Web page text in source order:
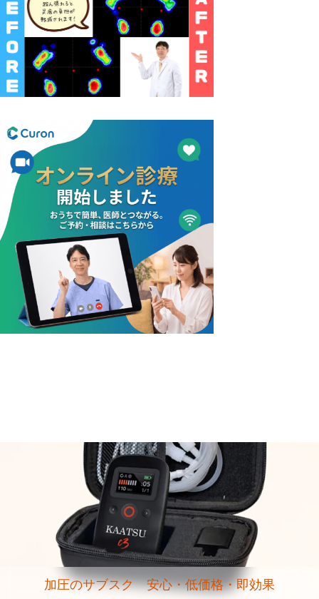
加圧のサブスク 安心・低価格・即効果